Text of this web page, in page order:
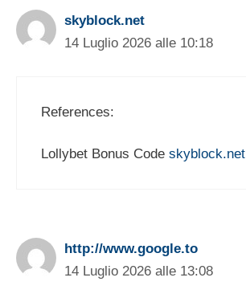
skyblock.net
14 Luglio 2026 alle 10:18
References:
Lollybet Bonus Code skyblock.net
http://www.google.to
14 Luglio 2026 alle 13:08